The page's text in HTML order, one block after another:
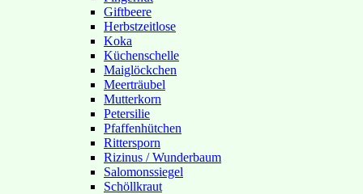
Giftbeere
Herbstzeitlose
Koka
Küchenschelle
Maiglöckchen
Meerträubel
Mutterkorn
Petersilie
Pfaffenhütchen
Rittersporn
Rizinus / Wunderbaum
Salomonssiegel
Schöllkraut